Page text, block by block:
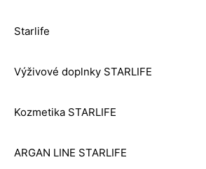
Starlife
Výživové doplnky STARLIFE
Kozmetika STARLIFE
ARGAN LINE STARLIFE